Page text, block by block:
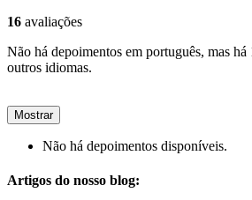
16 avaliações
Não há depoimentos em português, mas
outros idiomas.
Mostrar
Não há depoimentos disponíveis.
Artigos do nosso blog: